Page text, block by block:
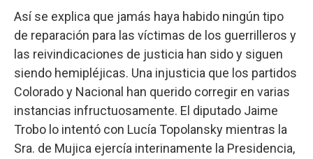
Así se explica que jamás haya habido ningún tipo
de reparación para las víctimas de los guerrilleros y
las reivindicaciones de justicia han sido y siguen
siendo hemipléjicas. Una injusticia que los partidos
Colorado y Nacional han querido corregir en varias
instancias infructuosamente. El diputado Jaime
Trobo lo intentó con Lucía Topolansky mientras la
Sra. de Mujica ejercía interinamente la Presidencia,